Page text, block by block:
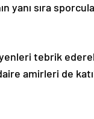
yanı sıra
tebrik
amirleri de